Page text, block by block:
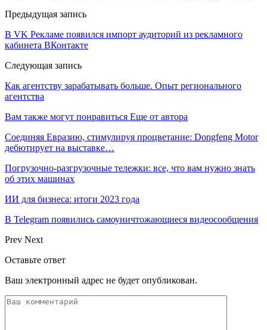
Предыдущая запись
В VK Рекламе появился импорт аудиторий из рекламного
кабинета ВКонтакте
Следующая запись
Как агентству зарабатывать больше. Опыт регионального
агентства
Вам также могут понравиться Еще от автора
Соединяя Евразию, стимулируя процветание: Dongfeng Motor
дебютирует на выставке…
Погрузочно-разгрузочные тележки: все, что вам нужно знать
об этих машинах
ИИ для бизнеса: итоги 2023 года
В Telegram появились самоуничтожающиеся видеосообщения
Prev Next
Оставьте ответ
Ваш электронный адрес не будет опубликован.